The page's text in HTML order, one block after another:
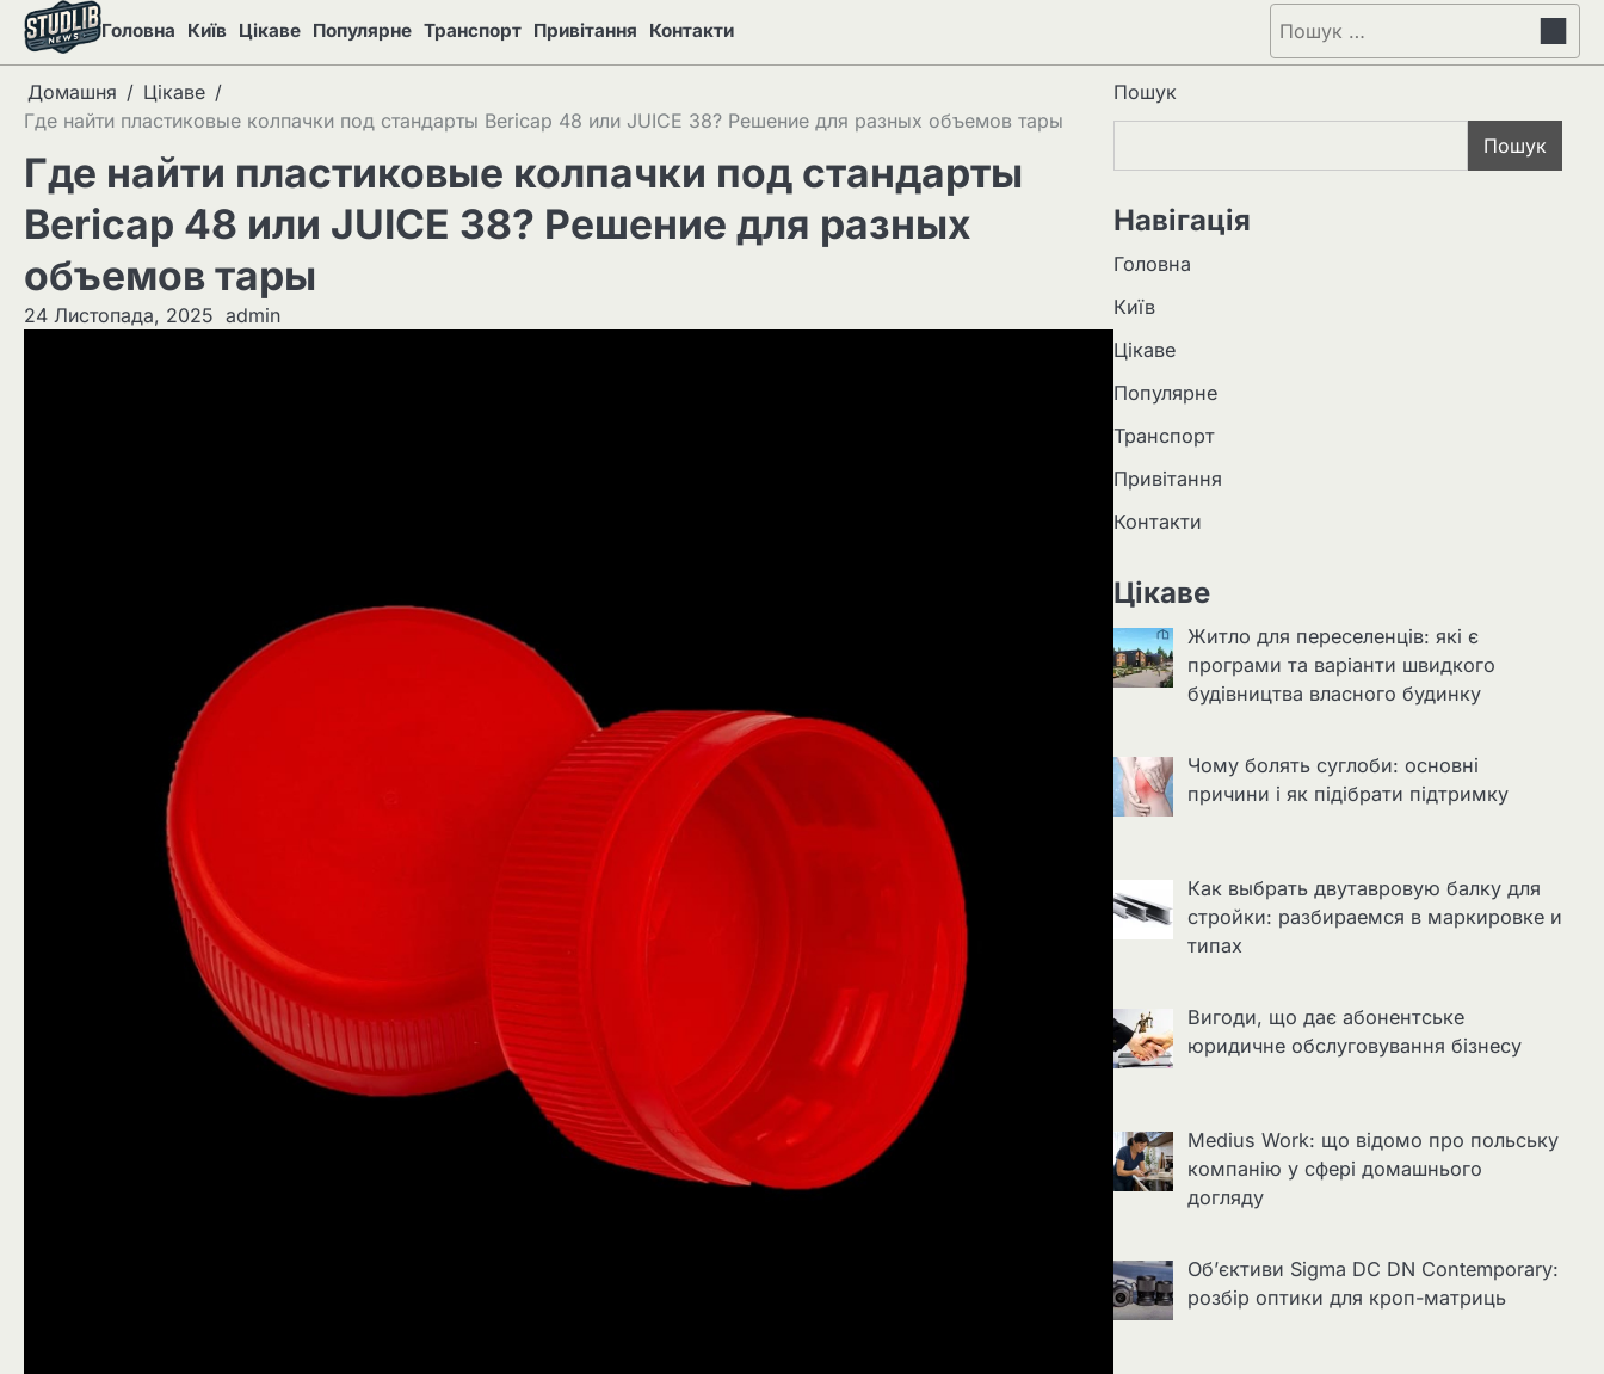
Перейти
вмісту
Головна Київ Цікаве Популярне Транспорт Привітання Контакти Пошук:
Домашня
Цікаве
Где найти пластиковые колпачки под стандарты Bericap 48 или JUICE 38? Решение для разных объемов тары
Где найти пластиковые колпачки под стандарты
Bericap 48 или JUICE 38? Решение для разных
объемов тары
24 Листопада, 2025 admin
Пошук
Пошук
Навігація
Головна
Київ
Цікаве
Популярне
Транспорт
Привітання
Контакти
Цікаве
Житло для переселенців: які є
програми та варіанти швидкого
будівництва власного будинку
Чому болять суглоби: основні
причини і як підібрати підтримку
Как выбрать двутавровую балку для
стройки: разбираемся в маркировке и
типах
Вигоди, що дає абонентське
юридичне обслуговування бізнесу
Medius Work: що відомо про польську
компанію у сфері домашнього
догляду
Об’єктиви Sigma DC DN Contemporary:
розбір оптики для кроп-матриць